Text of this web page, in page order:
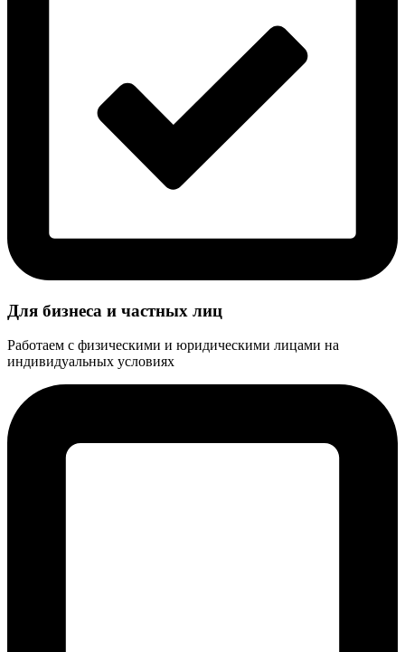
Для бизнеса и частных лиц
Работаем с физическими и юридическими лицами на
индивидуальных условиях